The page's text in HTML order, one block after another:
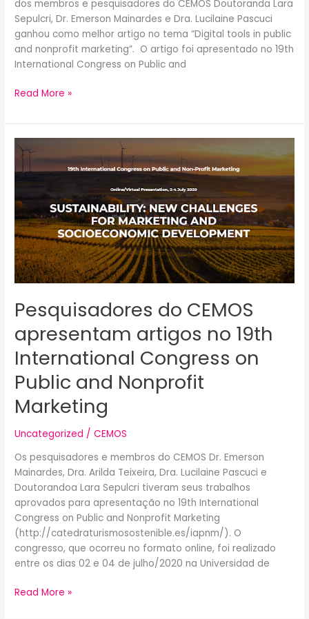
dos membros e pesquisadores do CEMOS Doutoranda Lara
Sepulcri, Dr. Emerson Mainardes e Dra. Lucilaine Pascuci
ganhou como melhor artigo no tema “Digital tools in public
and nonprofit marketing”. O artigo foi apresentado no 19th
International Congress on Public and
Read More »
Pesquisadores do CEMOS
apresentam artigos no 19th
International Congress on
Public and Nonprofit
Marketing
Uncategorized /CEMOS
Os pesquisadores e membros do CEMOS Dr. Emerson
Mainardes, Dra. Arilda Teixeira, Dra. Lucilaine Pascuci e
Doutorandoa Lara Sepulcri tiveram seus trabalhos
aprovados para apresentação no 19th International
Congress on Public and Nonprofit Marketing
(http://catedraturismosostenible.es/iapnm/). O
congresso, que ocorreu no formato online, foi realizado
entre os dias 02 e 04 de julho/2020 na Universidad de
Pesquisadores
do
CEMOS
apresentam
artigos
no
19th
International
Congress
on
and
Marketing
Read More »